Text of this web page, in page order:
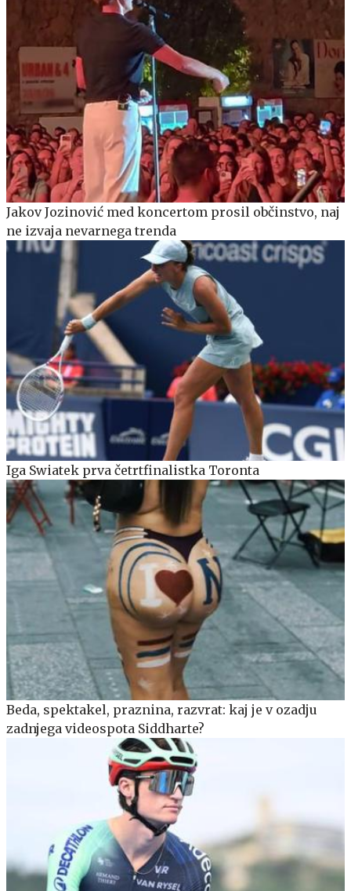
Jakov Jozinović med koncertom prosil občinstvo, naj
ne izvaja nevarnega trenda
Iga Swiatek prva četrtfinalistka Toronta
Beda, spektakel, praznina, razvrat: kaj je v ozadju
zadnjega videospota Siddharte?